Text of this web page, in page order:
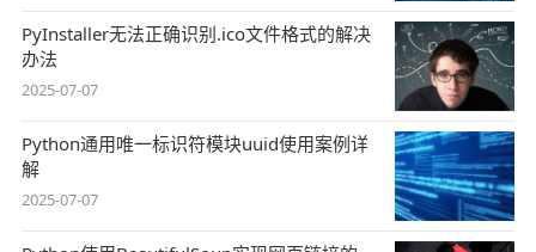
PyInstaller无法正确识别.ico文件格式的解决
办法
2025-07-07
Python通用唯一标识符模块uuid使用案例详
解
2025-07-07